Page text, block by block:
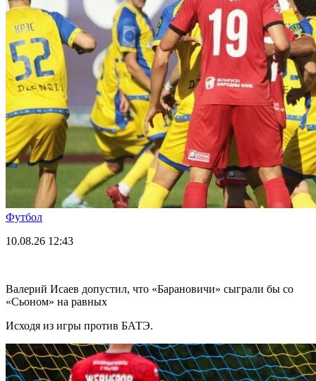
Футбол
10.08.26 12:43
Валерий Исаев допустил, что «Барановичи» сыграли бы со
«Сьоном» на равных
Исходя из игры против БАТЭ.